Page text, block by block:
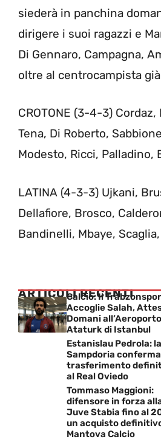
siederà in panchina
dirigere i suoi ragazzi e
Di Gennaro, Campagna,
oltre al centrocampista
CROTONE (3-4-3) Cordaz,
Tena, Di Roberto,
Modesto, Ricci, Palladino,
LATINA (4-3-3) Ujkani,
Dellafiore, Brosco,
Bandinelli, Mbaye,
ARTICOLI RECENTI
Calcio: Il Trabzonspor
Accoglie Salah,
Domani all’Aeroporto
Ataturk di Istanbul
Estanislau Pedrola: la
Sampdoria
trasferimento
al Real Oviedo
Tommaso Maggioni:
difensore in forza
Juve Stabia fino al
un acquisto
Mantova Calcio